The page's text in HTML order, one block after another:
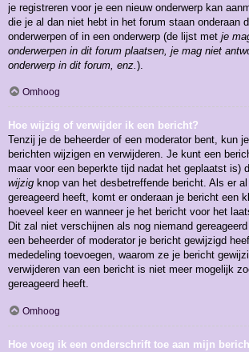
je registreren voor je een nieuw onderwerp kan
die je al dan niet hebt in het forum staan onderaan
onderwerpen of in een onderwerp (de lijst met je
onderwerpen in dit forum plaatsen, je mag niet
onderwerp in dit forum, enz. ).
Omhoog
Hoe wijzig of verwijder ik een bericht?
Tenzij je de beheerder of een moderator bent, kun
berichten wijzigen en verwijderen. Je kunt een
maar voor een beperkte tijd nadat het geplaatst is)
wijzig knop van het desbetreffende bericht. Als er
gereageerd heeft, komt er onderaan je bericht een
hoeveel keer en wanneer je het bericht voor het
Dit zal niet verschijnen als nog niemand
een beheerder of moderator je bericht gewijzigd
mededeling toevoegen, waarom ze je bericht
verwijderen van een bericht is niet meer mogelijk
gereageerd heeft.
Omhoog
Hoe voeg ik een onderschrift toe aan mijn